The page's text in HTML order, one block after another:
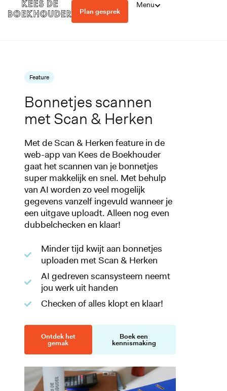
Plan gesprek
Menu
Feature
Bonnetjes scannen
met Scan & Herken
Met de Scan & Herken feature in de
web-app van Kees de Boekhouder
gaat het scannen van je bonnetjes
super makkelijk en snel. Met behulp
van AI worden zo veel mogelijk
gegevens vanzelf ingevuld wanneer je
een uitgave uploadt. Alleen nog even
dubbelchecken en klaar!
Minder tijd kwijt aan bonnetjes
uploaden met Scan & Herken
AI gedreven scansysteem neemt
jou werk uit handen
Checken of alles klopt en klaar!
Ontdek het
gemak
Boek een
kennismaking